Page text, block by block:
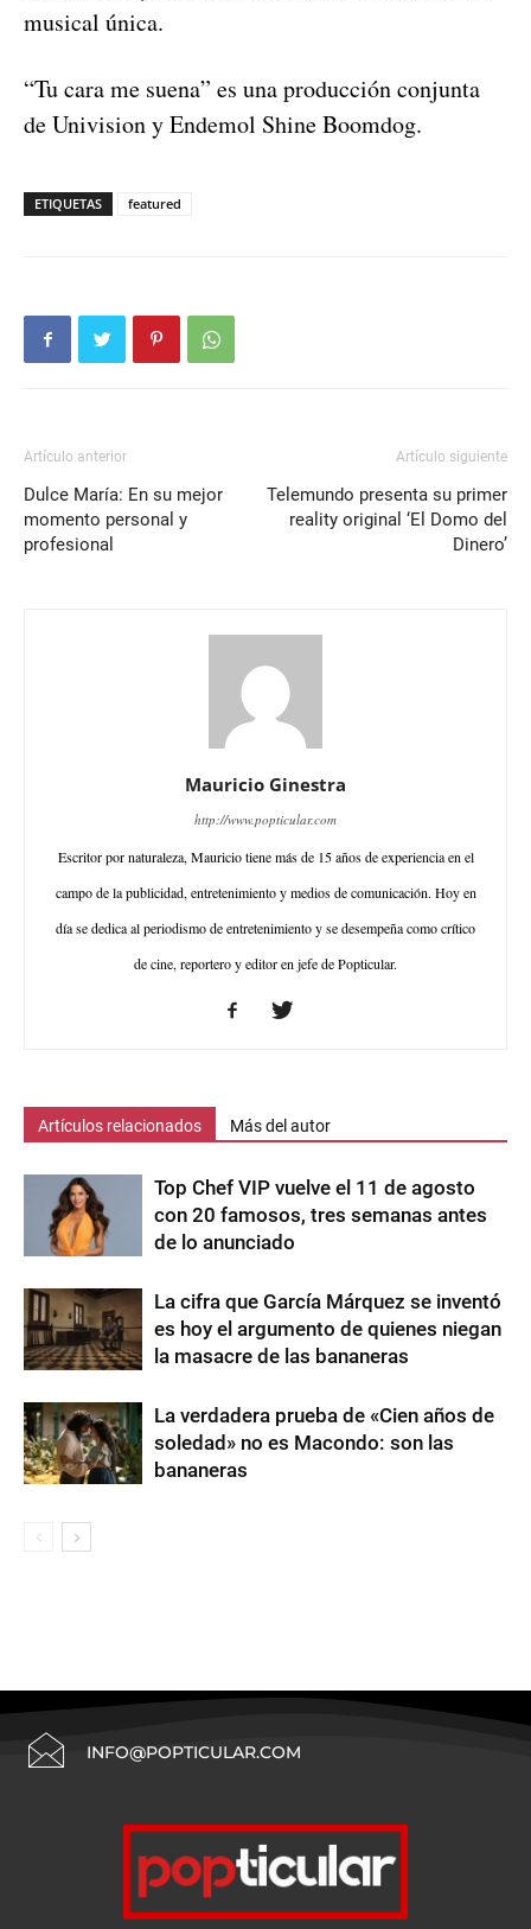
musical única.
“Tu cara me suena” es una producción conjunta
de Univision y Endemol Shine Boomdog.
ETIQUETAS featured
Artículo anterior
Dulce María: En su mejor
momento personal y
profesional
Artículo siguiente
Telemundo presenta su primer
reality original ‘El Domo del
Dinero’
Mauricio Ginestra
http://www.popticular.com
Escritor por naturaleza, Mauricio tiene más de 15 años de experiencia en el
campo de la publicidad, entretenimiento y medios de comunicación. Hoy en
día se dedica al periodismo de entretenimiento y se desempeña como crítico
de cine, reportero y editor en jefe de Popticular.
Artículos relacionados Más del autor
Top Chef VIP vuelve el 11 de agosto
con 20 famosos, tres semanas antes
de lo anunciado
La cifra que García Márquez se inventó
es hoy el argumento de quienes niegan
la masacre de las bananeras
La verdadera prueba de «Cien años de
soledad» no es Macondo: son las
bananeras
INFO@POPTICULAR.COM